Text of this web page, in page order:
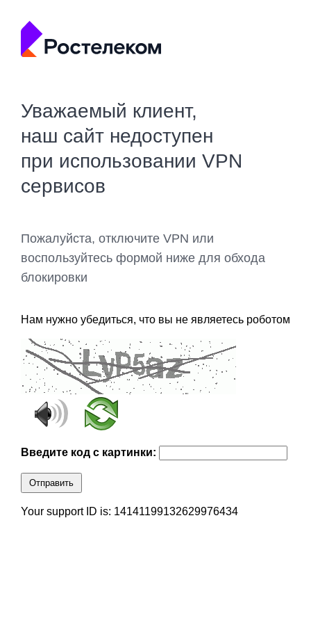
Уважаемый клиент,
наш сайт недоступен
при использовании VPN
сервисов
Пожалуйста, отключите VPN или
воспользуйтесь формой ниже для обхода
блокировки
Нам нужно убедиться, что вы не являетесь роботом
Введите код с картинки:
Отправить
Your support ID is: 14141199132629976434